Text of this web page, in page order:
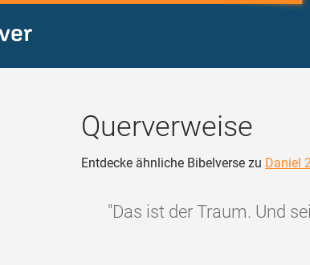
Querverweise
Entdecke ähnliche Bibelverse zu Daniel
"Das ist der Traum. Und